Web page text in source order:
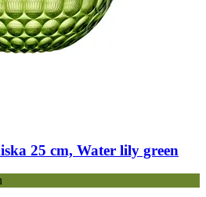
25 cm, Water lily green